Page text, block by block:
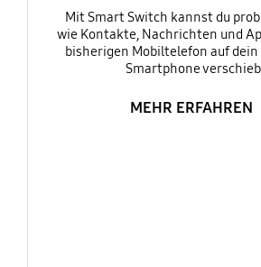
Mit Smart Switch kannst du
wie Kontakte, Nachrichten und
bisherigen Mobiltelefon auf dein
Smartphone
MEHR ERFAHREN